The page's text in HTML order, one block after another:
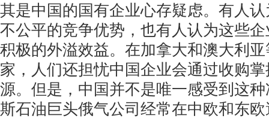
其是中国的国有企业心存疑虑。有人
不公平的竞争优势，也有人认为这些
积极的外溢效益。在加拿大和澳大利
家，人们还担忧中国企业会通过收购
源。但是，中国并不是唯一感受到这
斯石油巨头俄气公司经常在中欧和东